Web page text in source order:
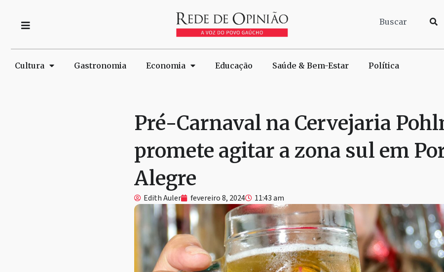
Cultura Gastronomia Economia Educação Saúde & Bem-Estar Política
Pré-Carnaval na Cervejaria
promete agitar a zona sul em
Alegre
Edith Auler fevereiro 8, 2024 11:43 am